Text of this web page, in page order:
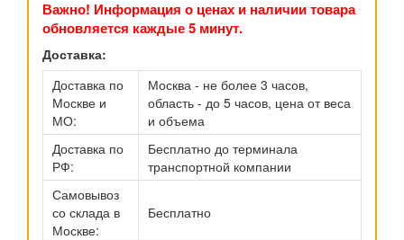
Важно! Информация о ценах и наличии товара
обновляется каждые 5 минут.
Доставка:
Доставка по
Москве и
МО:
Москва - не более 3 часов,
область - до 5 часов, цена от веса
и объема
Доставка по
РФ:
Бесплатно до терминала
транспортной компании
Самовывоз
со склада в
Москве:
Бесплатно